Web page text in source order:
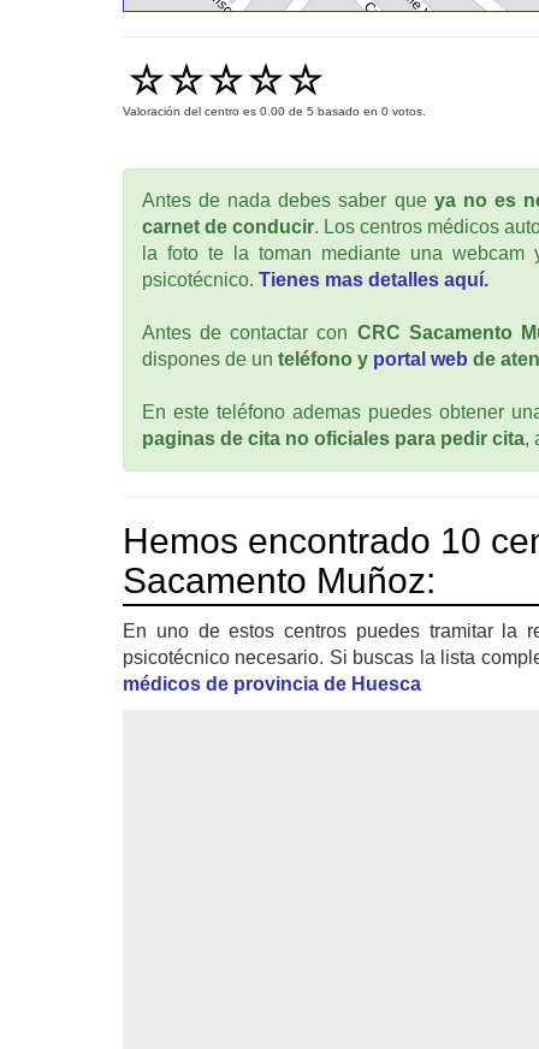
Valoración del centro es 0.00 de 5 basado en 0 votos.
Antes de nada debes saber que ya no es
carnet de conducir. Los centros médicos
la foto te la toman mediante una
psicotécnico. Tienes mas detalles aquí.
Antes de contactar con CRC Sacamento
dispones de un teléfono y portal web de
En este teléfono ademas puedes obtener
paginas de cita no oficiales para pedir cita,
Hemos encontrado 10
Sacamento Muñoz:
En uno de estos centros puedes tramitar la
psicotécnico necesario. Si buscas la lista
médicos de provincia de Huesca